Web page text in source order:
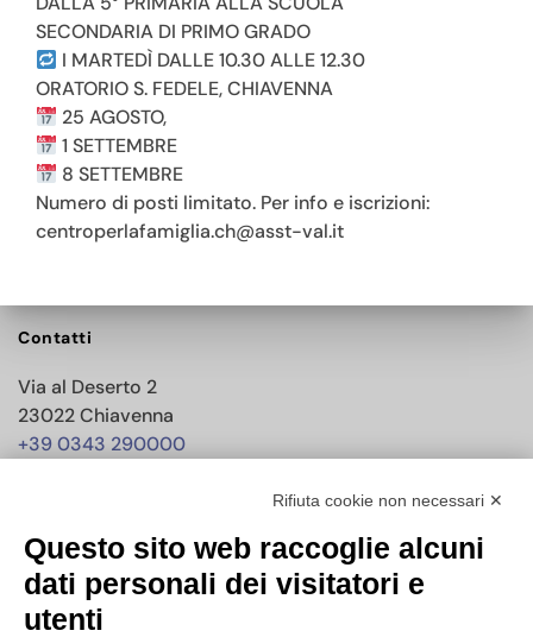
Contatti
Via al Deserto 2
23022 Chiavenna
+39 0343 290000
Dati societari
C.F./P.IVA 00619150147
SECONDARIA DI PRIMO GRADO
I MARTEDÌ DALLE 10.30 ALLE 12.30
ORATORIO S. FEDELE, CHIAVENNA
25 AGOSTO,
1 SETTEMBRE
8 SETTEMBRE
Numero di posti limitato. Per info e iscrizioni:
centroperlafamiglia.ch@asst-val.it
Rifiuta cookie non necessari ✕
Questo sito web raccoglie alcuni
dati personali dei visitatori e
utenti